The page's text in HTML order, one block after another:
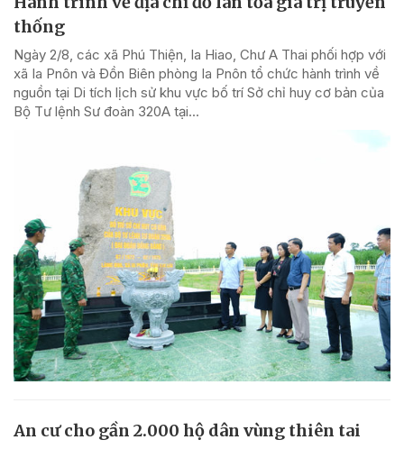
thống
Ngày 2/8, các xã Phú Thiện, Ia Hiao, Chư A Thai phối hợp với
xã Ia Pnôn và Đồn Biên phòng Ia Pnôn tổ chức hành trình về
nguồn tại Di tích lịch sử khu vực bố trí Sở chỉ huy cơ bản của
Bộ Tư lệnh Sư đoàn 320A tại...
An cư cho gần 2.000 hộ dân vùng thiên tai